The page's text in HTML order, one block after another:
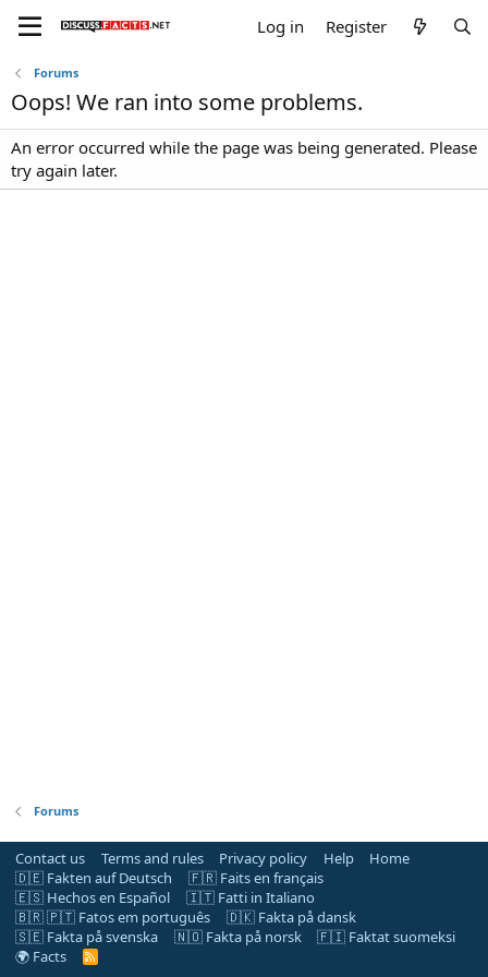
Log in Register
Forums
Oops! We ran into some problems.
An error occurred while the page was being generated. Please
try again later.
Forums
Contact us Terms and rules Privacy policy Help
Home
🇩🇪 Fakten auf Deutsch
🇫🇷 Faits en français
🇪🇸 Hechos en Español
🇮🇹 Fatti in Italiano
🇧🇷 🇵🇹 Fatos em português
🇩🇰 Fakta på dansk
🇸🇪 Fakta på svenska
🇳🇴 Fakta på norsk
🇫🇮 Faktat suomeksi
🌍 Facts
R